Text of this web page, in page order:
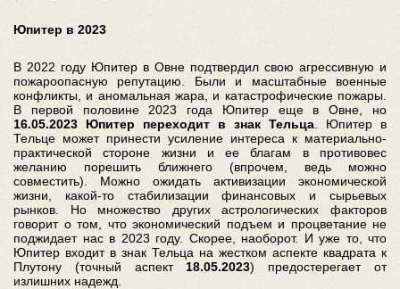
Юпитер в 2023
В 2022 году Юпитер в Овне подтвердил свою агрессивную и
пожароопасную репутацию. Были и масштабные военные
конфликты, и аномальная жара, и катастрофические пожары.
В первой половине 2023 года Юпитер еще в Овне, но
16.05.2023 Юпитер переходит в знак Тельца . Юпитер в
Тельце может принести усиление интереса к материально-
практической стороне жизни и ее благам в противовес
желанию порешить ближнего (впрочем, ведь можно
совместить). Можно ожидать активизации экономической
жизни, какой-то стабилизации финансовых и сырьевых
рынков. Но множество других астрологических факторов
говорит о том, что экономический подъем и процветание не
поджидает нас в 2023 году. Скорее, наоборот. И уже то, что
Юпитер входит в знак Тельца на жестком аспекте квадрата к
Плутону (точный аспект 18.05.2023) предостерегает от
излишних надежд.